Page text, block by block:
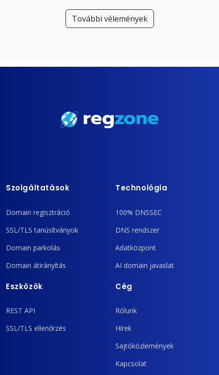
További vélemények
Szolgáltatások
Domain regisztráció
SSL/TLS tanúsítványok
Domain parkolás
Domain átirányítás
Technológia
100% DNSSEC
DNS rendszer
Adatközpont
AI domain javaslat
Eszközök
REST API
SSL/TLS ellenőrzés
Cég
Rólunk
Hírek
Sajtóközlemények
Kapcsolat